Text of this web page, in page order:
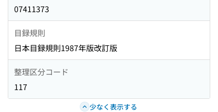
07411373
目録規則
日本目録規則1987年版改訂版
整理区分コード
117
少なく表示する